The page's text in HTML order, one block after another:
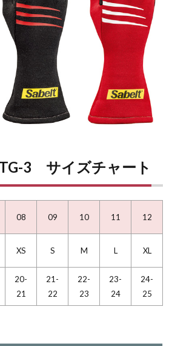
3 サイズチャート
08 09 10 11 12
XS S M L XL
20-
21
21-
22
22-
23
23-
24
24-
25